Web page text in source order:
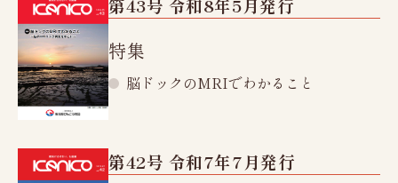
特殊健康診断
健康診断オプション検査
女性のお客様へ
充実の設備・検査
かしこく受診
特集
脳ドックのMRIでわかること
第42号 令和7年7月発行